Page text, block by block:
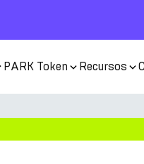
PARK Token Recursos